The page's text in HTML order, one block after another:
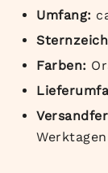
Umfang:
Farben:
Werktagen